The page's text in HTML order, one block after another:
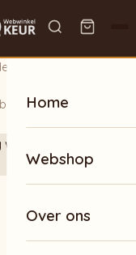
Home
Webshop
Over ons
jarige
(verjaardag)